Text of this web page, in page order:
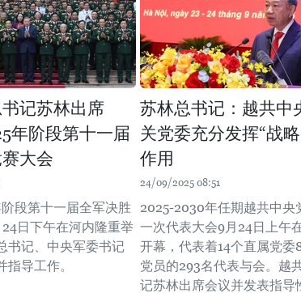
记苏林出席
年阶段第十一届
大会
段第十一届全军决胜
日下午在河内隆重举
书记、中央军委书记
导工作。
苏林总书记：越共中
关党委充分发挥“战
作用
24/09/2025 08:51
2025-2030年任期越共中央
一次代表大会9月24日上午
开幕，代表着14个直属党委
党员的293名代表与会。越
记苏林出席会议并发表指导